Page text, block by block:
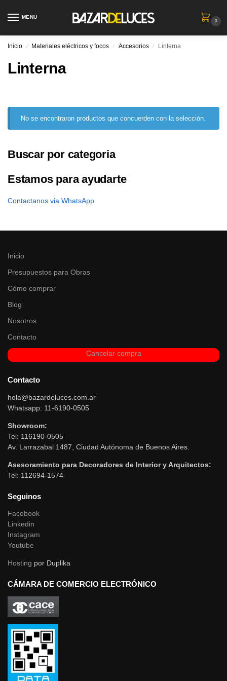
MENU
0
Inicio / Materiales eléctricos y focos / Accesorios / Linterna
Linterna
No se encontraron productos que concuerden con la selección.
Buscar por categoria
Estamos para ayudarte
Contactanos via WhatsApp
Inicio
Presupuestos para Obras
Cómo comprar
Blog
Nosotros
Contacto
Cancelar compra
Contacto
hola@bazardeluces.com.ar
Whatsapp: 11-6190-0505
Showroom:
Tel: 116190-0505
Av. Larrazabal 1487, Ciudad Autónoma de Buenos Aires.
Asesoramiento para Decoradores de Interior y Arquitectos:
Tel: 112694-1574
Seguinos
Facebook
Linkedin
Instagram
Youtube
Hosting por Duplika
CÁMARA DE COMERCIO ELECTRÓNICO